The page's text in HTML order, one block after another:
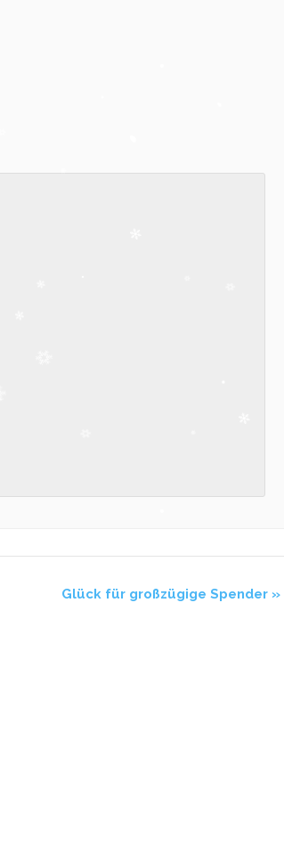
Glück für großzügige Spender »